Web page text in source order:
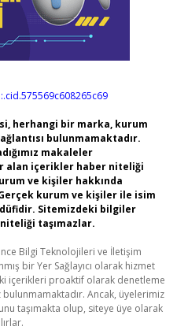
herhangi bir marka, kurum
bulunmamaktadır.
makaleler
alan içerikler haber niteliği
ve kişiler hakkında
kurum ve kişiler ile isim
Sitemizdeki bilgiler
taşımazlar.
Bilgi Teknolojileri ve İletişim
bir Yer Sağlayıcı olarak hizmet
içerikleri proaktif olarak denetleme
Ancak, üyelerimiz
taşımakta olup, siteye üye olarak